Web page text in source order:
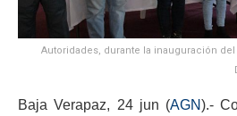
Autoridades, durante la inauguración
Baja Verapaz, 24 jun (AGN).-